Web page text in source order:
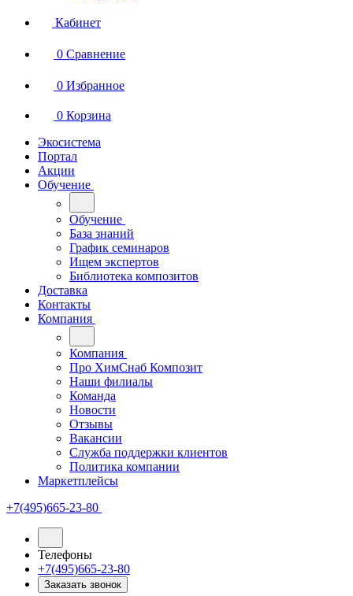
Кабинет
0 Сравнение
0 Избранное
0 Корзина
Экосистема
Портал
Акции
Обучение
Обучение
База знаний
График семинаров
Ищем экспертов
Библиотека композитов
Доставка
Контакты
Компания
Компания
Про ХимСнаб Композит
Наши филиалы
Команда
Новости
Отзывы
Вакансии
Служба поддержки клиентов
Политика компании
Маркетплейсы
+7(495)665-23-80
Телефоны
+7(495)665-23-80
Заказать звонок